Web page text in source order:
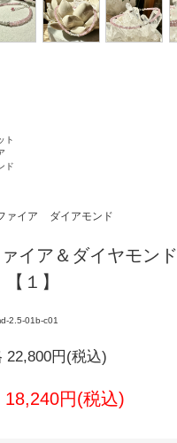
ト
ド
ァイア ダイアモンド
ァイア＆ダイヤモン
１】
2.5-01b-c01
22,800円(税込)
円(税込)